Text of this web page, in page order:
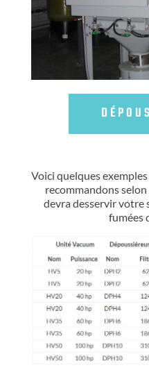
Voici quelques
recommandons
devra desservir votre
fumées